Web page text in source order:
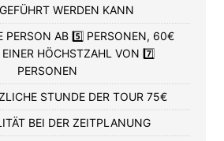
WERDEN KANN
PERSON AB 5️⃣ PERSONEN, 60€
HÖCHSTZAHL VON 7️⃣
PERSONEN
STUNDE DER TOUR 75€
BEI DER ZEITPLANUNG